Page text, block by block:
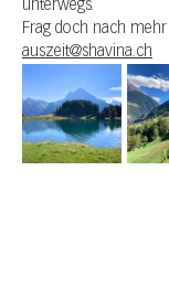
unterwegs.
Frag doch nach mehr
auszeit@shavina.ch